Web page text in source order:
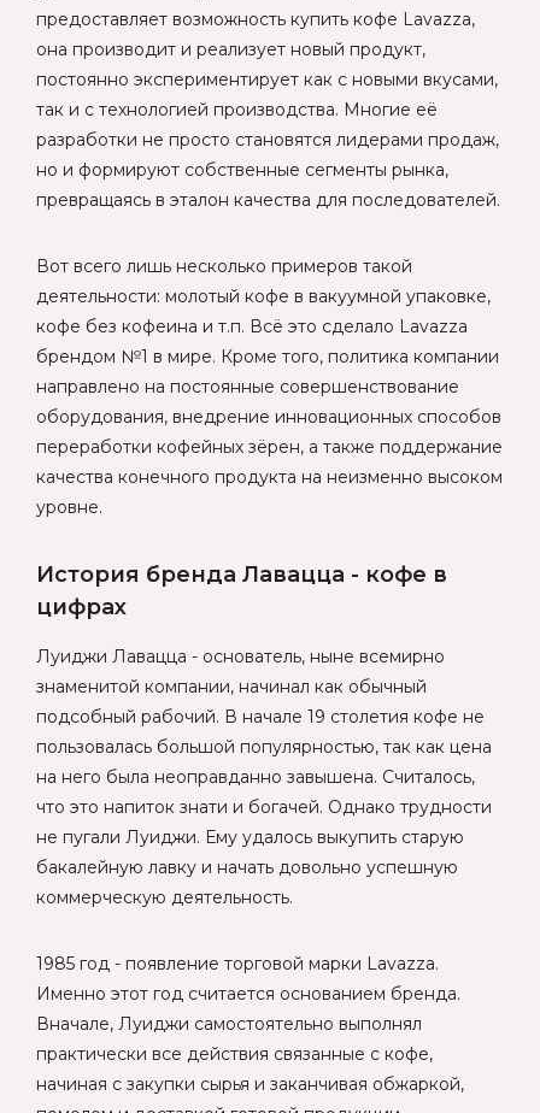
предоставляет возможность купить кофе Lavazza,
она производит и реализует новый продукт,
постоянно экспериментирует как с новыми вкусами,
так и с технологией производства. Многие её
разработки не просто становятся лидерами продаж,
но и формируют собственные сегменты рынка,
превращаясь в эталон качества для последователей.
Вот всего лишь несколько примеров такой
деятельности: молотый кофе в вакуумной упаковке,
кофе без кофеина и т.п. Всё это сделало Lavazza
брендом №1 в мире. Кроме того, политика компании
направлено на постоянные совершенствование
оборудования, внедрение инновационных способов
переработки кофейных зёрен, а также поддержание
качества конечного продукта на неизменно высоком
уровне.
История бренда Лавацца - кофе в
цифрах
Луиджи Лавацца - основатель, ныне всемирно
знаменитой компании, начинал как обычный
подсобный рабочий. В начале 19 столетия кофе не
пользовалась большой популярностью, так как цена
на него была неоправданно завышена. Считалось,
что это напиток знати и богачей. Однако трудности
не пугали Луиджи. Ему удалось выкупить старую
бакалейную лавку и начать довольно успешную
коммерческую деятельность.
1985 год - появление торговой марки Lavazza.
Именно этот год считается основанием бренда.
Вначале, Луиджи самостоятельно выполнял
практически все действия связанные с кофе,
начиная с закупки сырья и заканчивая обжаркой,